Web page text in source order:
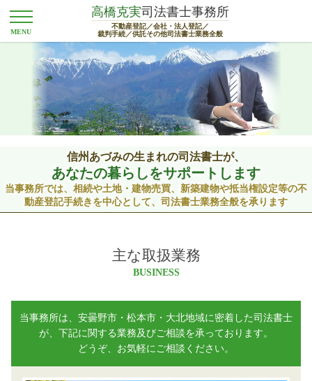
高橋克実司法書士事務所
不動産登記／会社・法人登記／
裁判手続／供託その他司法書士業務全般
信州あづみの生まれの司法書士が、
あなたの暮らしをサポートします
当事務所では、相続や土地・建物売買、新築建物や抵当権設定等の不
動産登記手続きを中心として、 司法書士業務全般を承ります
主な取扱業務
BUSINESS
当事務所は、安曇野市・松本市・大北地域に密着した司法書士
が、下記に関する業務及びご相談を承っております。
どうぞ、お気軽にご相談ください。